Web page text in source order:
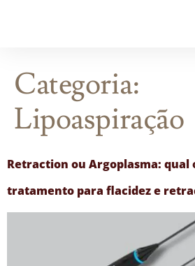
Categoria:
Lipoaspiração
Retraction ou Argoplasma: qual
tratamento para flacidez e